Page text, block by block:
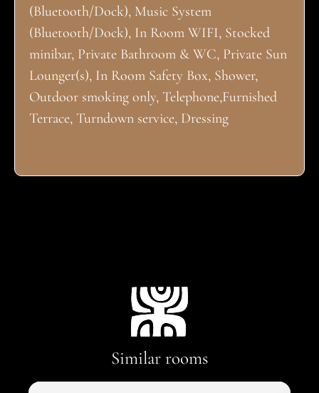
(Bluetooth/Dock), Music System
(Bluetooth/Dock), In Room WIFI, Stocked
minibar, Private Bathroom & WC, Private Sun
Lounger(s), In Room Safety Box, Shower,
Outdoor smoking only, Telephone,Furnished
Terrace, Turndown service, Dressing
Similar rooms